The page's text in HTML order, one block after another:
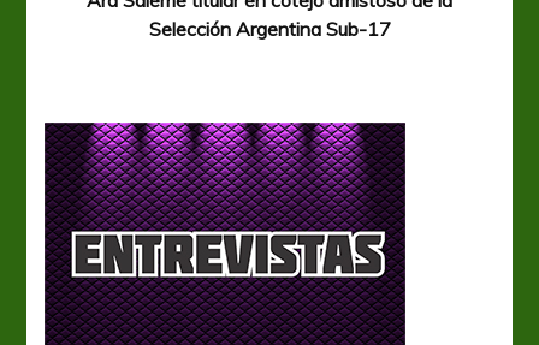
Selección Argentina Sub-17